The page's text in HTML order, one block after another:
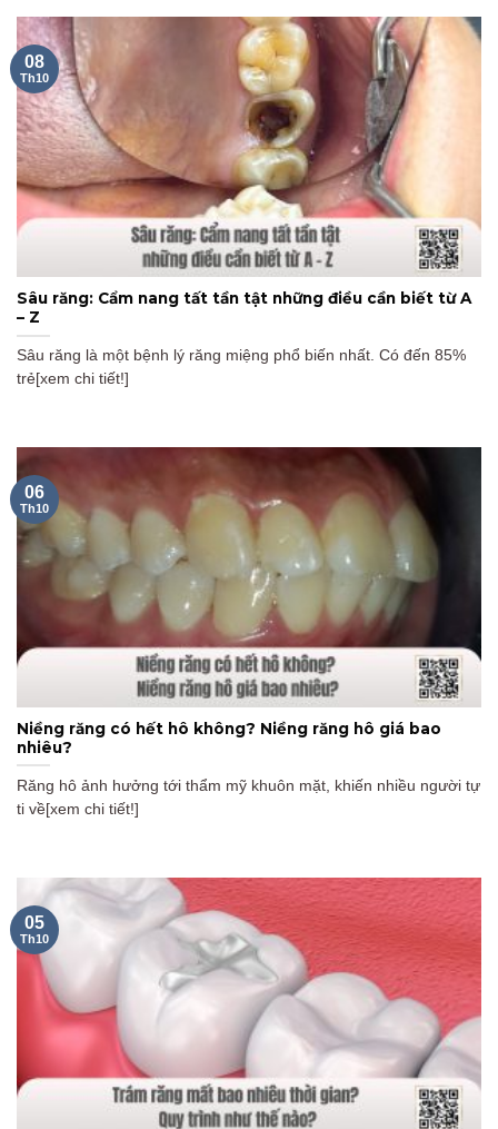
Sâu răng: Cẩm nang tất tần tật những điều cần biết từ A
– Z
Sâu răng là một bệnh lý răng miệng phổ biến nhất. Có đến 85%
trẻ[xem chi tiết!]
08
Th10
Niềng răng có hết hô không? Niềng răng hô giá bao
nhiêu?
Răng hô ảnh hưởng tới thẩm mỹ khuôn mặt, khiến nhiều người tự
ti về[xem chi tiết!]
06
Th10
05
Th10